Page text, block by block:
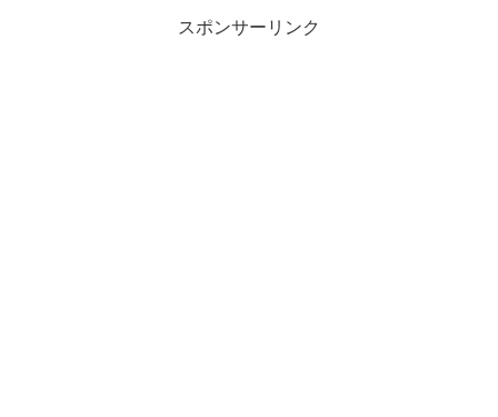
スポンサーリンク